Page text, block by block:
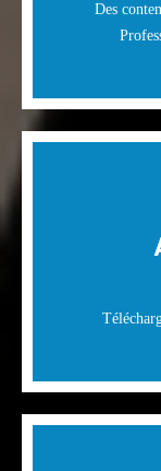
Des